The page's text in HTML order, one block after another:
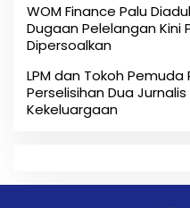
‎WOM Finance Palu
Dugaan Pelelangan Kini
Dipersoalkan ‎
LPM dan Tokoh
Perselisihan Dua
Kekeluargaan